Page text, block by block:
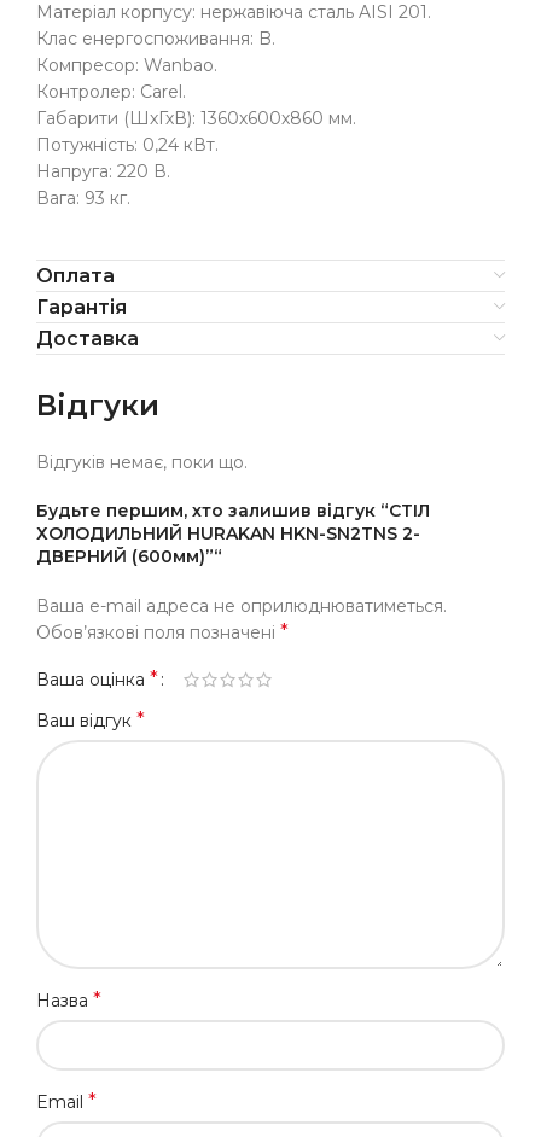
Матеріал корпусу: нержавіюча сталь AISI 201.
Клас енергоспоживання: B.
Компресор: Wanbao.
Контролер: Carel.
Габарити (ШхГхВ): 1360х600х860 мм.
Потужність: 0,24 кВт.
Напруга: 220 В.
Вага: 93 кг.
Оплата
Гарантія
Доставка
Відгуки
Відгуків немає, поки що.
Будьте першим, хто залишив відгук “СТІЛ
ХОЛОДИЛЬНИЙ HURAKAN HKN-SN2ТNS 2-
ДВЕРНИЙ (600мм)”“
Ваша e-mail адреса не оприлюднюватиметься.
Обов’язкові поля позначені *
Ваша оцінка *
Ваш відгук *
Назва *
Email *